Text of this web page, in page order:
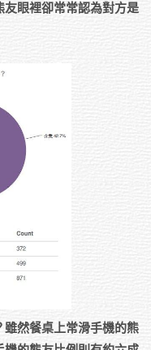
友眼裡卻常常認為對方是
然餐桌上常滑手機的熊